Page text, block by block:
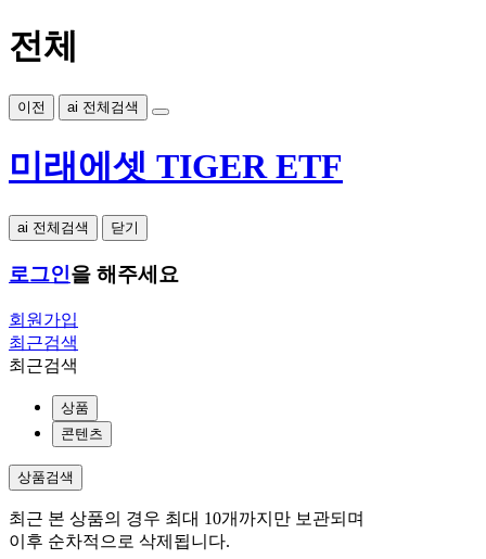
전체
이전 ai 전체검색
미래에셋 TIGER ETF
ai 전체검색 닫기
로그인을 해주세요
회원가입
최근검색
최근검색
상품
콘텐츠
상품검색
최근 본 상품의 경우 최대 10개까지만 보관되며
이후 순차적으로 삭제됩니다.